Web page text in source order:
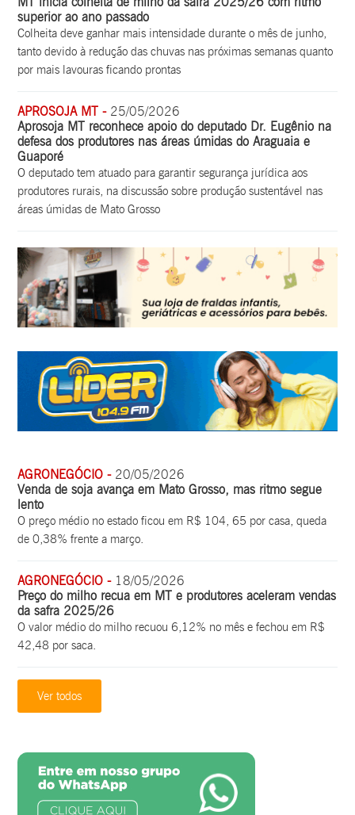
superior ao ano passado
Colheita deve ganhar mais intensidade durante o mês de junho,
tanto devido à redução das chuvas nas próximas semanas quanto
por mais lavouras ficando prontas
APROSOJA MT -25/05/2026
Aprosoja MT reconhece apoio do deputado Dr. Eugênio na
defesa dos produtores nas áreas úmidas do Araguaia e
Guaporé
O deputado tem atuado para garantir segurança jurídica aos
produtores rurais, na discussão sobre produção sustentável nas
áreas úmidas de Mato Grosso
AGRONEGÓCIO -20/05/2026
Venda de soja avança em Mato Grosso, mas ritmo segue
lento
O preço médio no estado ficou em R$ 104, 65 por casa, queda
de 0,38% frente a março.
AGRONEGÓCIO -18/05/2026
Preço do milho recua em MT e produtores aceleram vendas
da safra 2025/26
O valor médio do milho recuou 6,12% no mês e fechou em R$
42,48 por saca.
Ver todos